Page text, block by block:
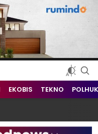
ini dari Indonesia dan Dunia
EKOBIS TEKNO